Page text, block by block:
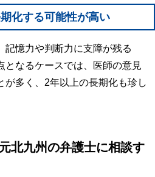
化する可能性が高い
記憶力や判断力に支障が残る
となるケースでは、医師の意見
が多く、2年以上の長期化も珍し
北九州の弁護士に相談す